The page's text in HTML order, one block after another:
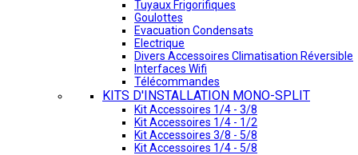
Tuyaux Frigorifiques
Goulottes
Evacuation Condensats
Electrique
Divers Accessoires Climatisation Réversible
Interfaces Wifi
Télécommandes
KITS D'INSTALLATION MONO-SPLIT
Kit Accessoires 1/4 - 3/8
Kit Accessoires 1/4 - 1/2
Kit Accessoires 3/8 - 5/8
Kit Accessoires 1/4 - 5/8